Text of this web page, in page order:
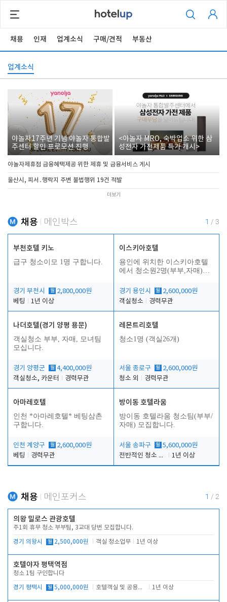
채용 인재 업계소식 구매/견적 부동산
업계소식
야놀자17주년 기념 야놀자 통합발
주센터 할인 프로모션 진행
<야놀자 MRO, 숙박업소 위한 삼
성전자 가전제품 특가 개시>
야놀자제휴점 금융혜택제공 위한 제휴 및 금융서비스 게시
울산시, 피서․행락지 주변 불법행위 19건 적발
더보기
채용 메인박스 1 / 3
부천호텔 키노
급구 청소이모 1명 구합니다.
경기 부천시 월 2,800,000원
베팅
1년 이상
이스키아호텔
용인에 위치한 이스키아호텔
에서 청소원2명(부부,자매)을
경기 용인시
월 2,600,000원
객실청소
경력무관
나더호텔(경기 양평 용문)
객실청소 부부, 자매, 모녀팀
모십니다.
경기 양평군 월 4,400,000원
객실청소, 카운터
경력무관
레몬트리호텔
청소1명 (객실26개)
서울 종로구 월 2,600,000원
청소 외
경력무관
아마레호텔
인천 *아마레호텔* 베팅삼촌
구합니다.
인천 계양구 월 2,600,000원
베팅
경력무관
방이동 호텔라움
방이동 호텔라움 청소팀(부부/
자매) 모집합니다.
서울 송파구 월 5,600,000원
전반적인 청소 업무(객실청소.객실정리)
1년 이상
채용 메인포커스 1 / 2
의왕 밀로스 관광호텔
주1회 휴무 청소 부부팀, 3교대 당번 모집합니다.
경기 의왕시 월 2,500,000원 객실 청소업무 1년 이상
호텔야자 평택역점
청소 1팀 구인합니다
경기 평택시 월 5,000,000원 호텔객실 및 공용시설 청소 관리 1년 이상